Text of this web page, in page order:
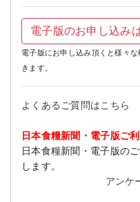
電子版のお申し込み
電子版にお申し込み頂くと様々
きます。
よくあるご質問はこちら
日本食糧新聞・電子版ご
日本食糧新聞・電子版の
します。
アンケ